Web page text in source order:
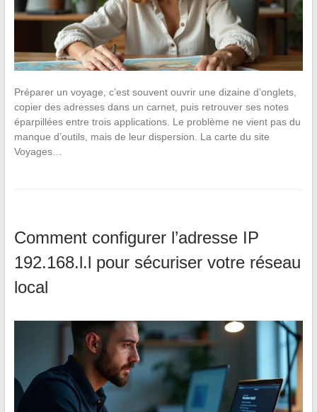
Préparer un voyage, c’est souvent ouvrir une dizaine d’onglets,
copier des adresses dans un carnet, puis retrouver ses notes
éparpillées entre trois applications. Le problème ne vient pas du
manque d’outils, mais de leur dispersion. La carte du site
Voyages…
Comment configurer l’adresse IP
192.168.l.l pour sécuriser votre réseau
local